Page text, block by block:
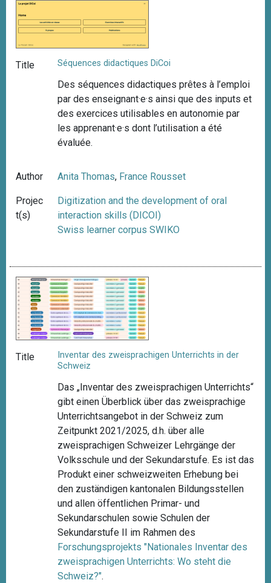
Title Séquences didactiques DiCoi
Des séquences didactiques prêtes à l’emploi
par des enseignant·e·s ainsi que des inputs et
des exercices utilisables en autonomie par
les apprenant·e·s dont l’utilisation a été
évaluée.
Author Anita Thomas, France Rousset
Projec
t(s)
Digitization and the development of oral
interaction skills (DICOI)
Swiss learner corpus SWIKO
Title
Inventar des zweisprachigen Unterrichts in der
Schweiz
Das „Inventar des zweisprachigen Unterrichts“
gibt einen Überblick über das zweisprachige
Unterrichtsangebot in der Schweiz zum
Zeitpunkt 2021/2025, d.h. über alle
zweisprachigen Schweizer Lehrgänge der
Volksschule und der Sekundarstufe. Es ist das
Produkt einer schweizweiten Erhebung bei
den zuständigen kantonalen Bildungsstellen
und allen öffentlichen Primar- und
Sekundarschulen sowie Schulen der
Sekundarstufe II im Rahmen des
Forschungsprojekts "Nationales Inventar des
zweisprachigen Unterrichts: Wo steht die
Schweiz?".